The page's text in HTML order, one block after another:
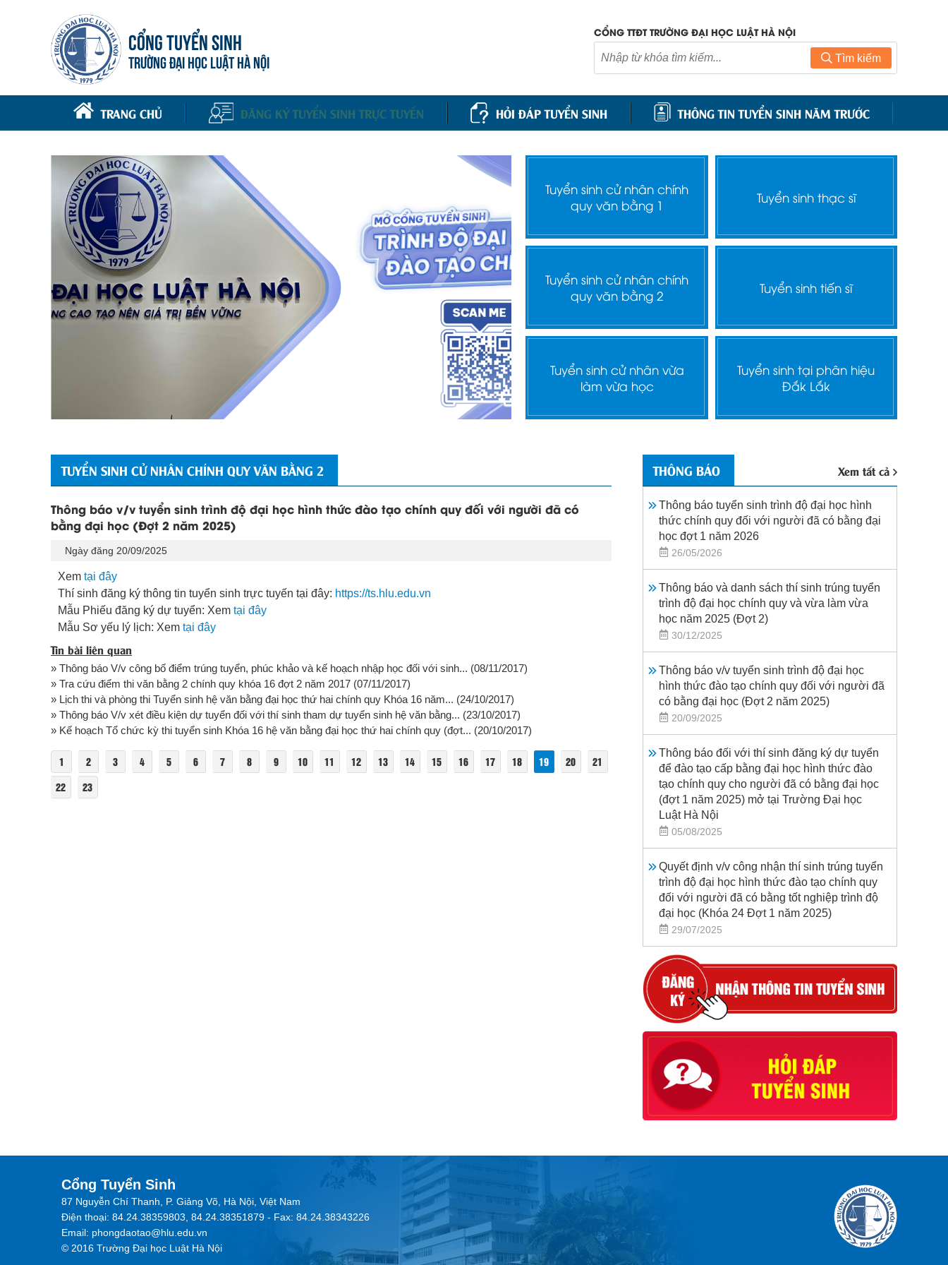
CỔNG TUYỂN SINH
TRƯỜNG ĐẠI HỌC LUẬT HÀ NỘI
CỔNG TTĐT TRƯỜNG ĐẠI HỌC LUẬT HÀ NỘI
Tìm kiếm
TRANG CHỦ ĐĂNG KÝ TUYỂN SINH TRỰC TUYẾN HỎI ĐÁP TUYỂN SINH THÔNG TIN TUYỂN SINH NĂM TRƯỚC
Tuyển sinh cử nhân chính
quy văn bằng 1
Tuyển sinh thạc sĩ
Tuyển sinh cử nhân chính
quy văn bằng 2
Tuyển sinh tiến sĩ
Tuyển sinh cử nhân vừa
làm vừa học
Tuyển sinh tại phân hiệu
Đắk Lắk
TUYỂN SINH CỬ NHÂN CHÍNH QUY VĂN BẰNG 2
Thông báo v/v tuyển sinh trình độ đại học hình thức đào tạo chính quy đối với người đã có
bằng đại học (Đợt 2 năm 2025)
Ngày đăng 20/09/2025
Xem tại đây
Thí sinh đăng ký thông tin tuyển sinh trực tuyến tại đây: https://ts.hlu.edu.vn
Mẫu Phiếu đăng ký dự tuyển: Xem tại đây
Mẫu Sơ yếu lý lịch: Xem tại đây
Tin bài liên quan
» Thông báo V/v công bố điểm trúng tuyển, phúc khảo và kế hoạch nhập học đối với sinh... (08/11/2017)
» Tra cứu điểm thi văn bằng 2 chính quy khóa 16 đợt 2 năm 2017 (07/11/2017)
» Lịch thi và phòng thi Tuyển sinh hệ văn bằng đại học thứ hai chính quy Khóa 16 năm... (24/10/2017)
» Thông báo V/v xét điều kiện dự tuyển đối với thí sinh tham dự tuyển sinh hệ văn bằng... (23/10/2017)
» Kế hoạch Tổ chức kỳ thi tuyển sinh Khóa 16 hệ văn bằng đại học thứ hai chính quy (đợt... (20/10/2017)
1 2 3 4 5 6 7 8 9 10 11 12 13 14 15 16 17 18 19 20
21
22
23
THÔNG BÁO Xem tất cả
Thông báo tuyển sinh trình độ đại học hình
thức chính quy đối với người đã có bằng đại
học đợt 1 năm 2026
26/05/2026
Thông báo và danh sách thí sinh trúng tuyển
trình độ đại học chính quy và vừa làm vừa
học năm 2025 (Đợt 2)
30/12/2025
Thông báo v/v tuyển sinh trình độ đại học
hình thức đào tạo chính quy đối với người đã
có bằng đại học (Đợt 2 năm 2025)
20/09/2025
Thông báo đối với thí sinh đăng ký dự tuyển
để đào tạo cấp bằng đại học hình thức đào
tạo chính quy cho người đã có bằng đại học
(đợt 1 năm 2025) mở tại Trường Đại học
Luật Hà Nội
05/08/2025
Quyết định v/v công nhận thí sinh trúng tuyển
trình độ đại học hình thức đào tạo chính quy
đối với người đã có bằng tốt nghiệp trình độ
đại học (Khóa 24 Đợt 1 năm 2025)
29/07/2025
Cổng Tuyển Sinh
87 Nguyễn Chí Thanh, P. Giảng Võ, Hà Nội, Việt Nam
Điện thoại: 84.24.38359803, 84.24.38351879 - Fax: 84.24.38343226
Email: phongdaotao@hlu.edu.vn
© 2016 Trường Đại học Luật Hà Nội